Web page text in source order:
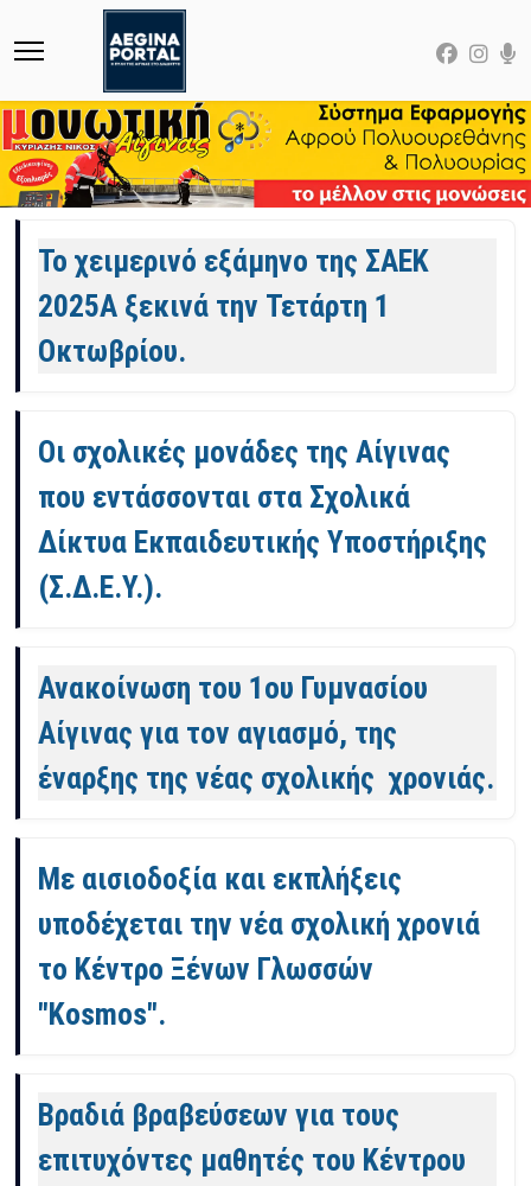
Άρθρα
Το χειμερινό εξάμηνο της ΣΑΕΚ
2025Α ξεκινά την Τετάρτη 1
Οκτωβρίου.
Οι σχολικές μονάδες της Αίγινας
που εντάσσονται στα Σχολικά
Δίκτυα Εκπαιδευτικής Υποστήριξης
(Σ.Δ.Ε.Υ.).
Ανακοίνωση του 1ου Γυμνασίου
Αίγινας για τον αγιασμό, της
έναρξης της νέας σχολικής χρονιάς.
Με αισιοδοξία και εκπλήξεις
υποδέχεται την νέα σχολική χρονιά
το Κέντρο Ξένων Γλωσσών
"Kosmos".
Βραδιά βραβεύσεων για τους
επιτυχόντες μαθητές του Κέντρου